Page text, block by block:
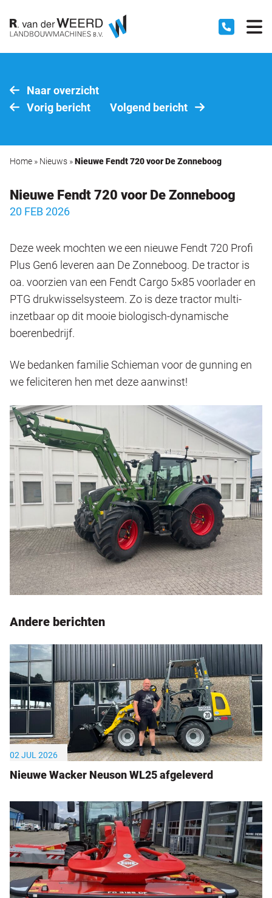
Naar overzicht
Vorig bericht
Volgend bericht
Home » Nieuws »Nieuwe Fendt 720 voor De Zonneboog
Nieuwe Fendt 720 voor De Zonneboog
20 FEB 2026
Deze week mochten we een nieuwe Fendt 720 Profi
Plus Gen6 leveren aan De Zonneboog. De tractor is
oa. voorzien van een Fendt Cargo 5×85 voorlader en
PTG drukwisselsysteem. Zo is deze tractor multi-
inzetbaar op dit mooie biologisch-dynamische
boerenbedrijf.
We bedanken familie Schieman voor de gunning en
we feliciteren hen met deze aanwinst!
Andere berichten
02 JUL 2026
Nieuwe Wacker Neuson WL25 afgeleverd